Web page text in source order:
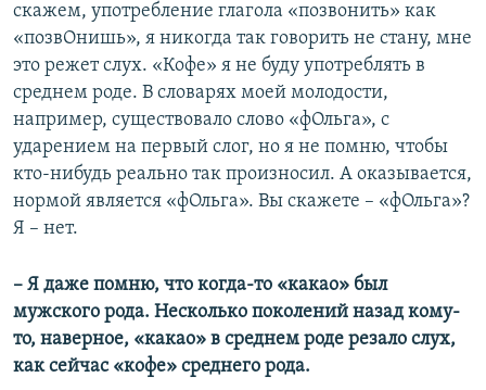
скажем, употребление глагола «позвонить» как
«позвОнишь», я никогда так говорить не стану, мне
это режет слух. «Кофе» я не буду употреблять в
среднем роде. В словарях моей молодости,
например, существовало слово «фОльга», с
ударением на первый слог, но я не помню, чтобы
кто-нибудь реально так произносил. А оказывается,
нормой является «фОльга». Вы скажете – «фОльга»?
Я – нет.
– Я даже помню, что когда-то «какао» был
мужского рода. Несколько поколений назад кому-
то, наверное, «какао» в среднем роде резало слух,
как сейчас «кофе» среднего рода.